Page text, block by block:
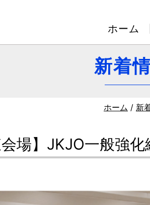
ホーム
新着
ホーム / 新
会場】JKJO一般強化